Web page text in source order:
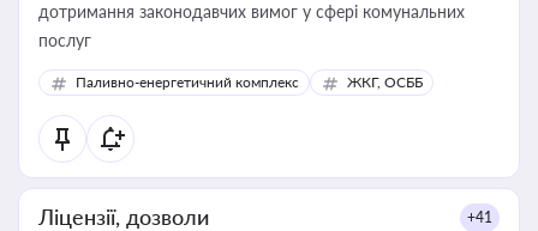
дотримання законодавчих вимог у сфері комунальних
послуг
Паливно-енергетичний комплекс ЖКГ, ОСББ
Ліцензії, дозволи +41